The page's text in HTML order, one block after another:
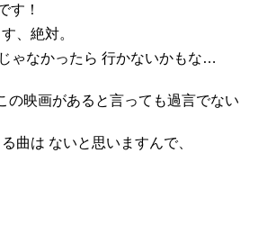
す！
、絶対。
ゃなかったら 行かないかもな…
の映画があると言っても過言でない
曲は ないと思いますんで、